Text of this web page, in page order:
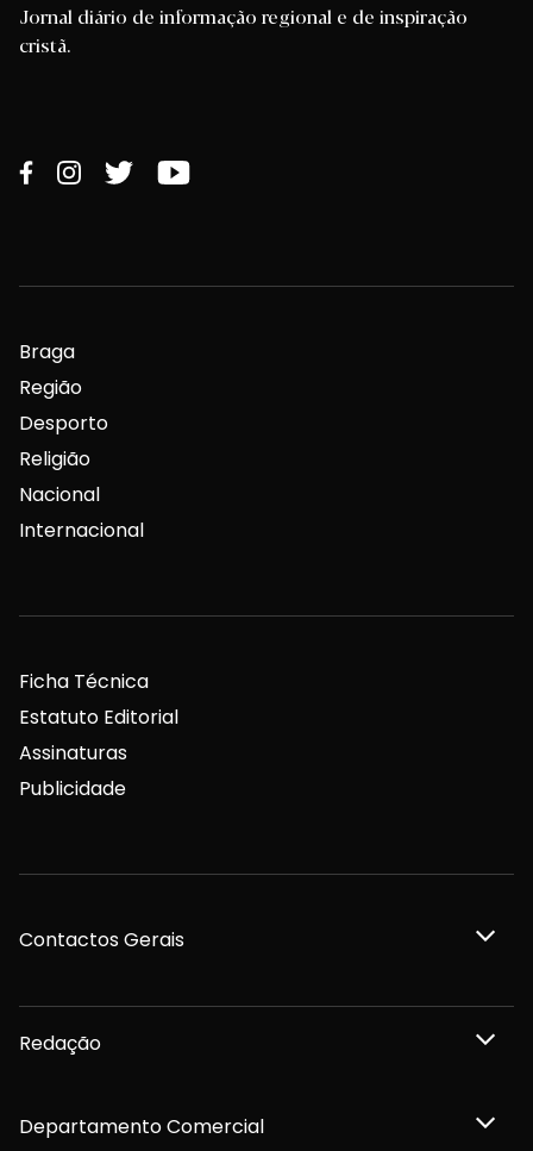
Jornal diário de informação regional e de inspiração
cristã.
Braga
Região
Desporto
Religião
Nacional
Internacional
Ficha Técnica
Estatuto Editorial
Assinaturas
Publicidade
Contactos Gerais
Redação
Departamento Comercial